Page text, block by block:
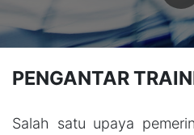
PENGANTAR
Salah satu upaya